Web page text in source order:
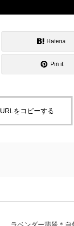
Hatena
Pin it
をコピーする